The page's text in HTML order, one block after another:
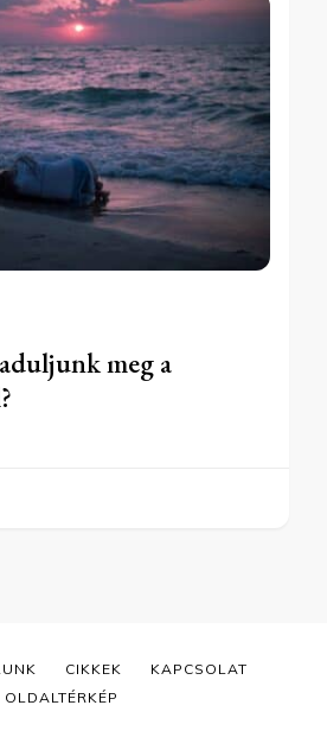
meg a
CIKKEK
KAPCSOLAT
OLDALTÉRKÉP